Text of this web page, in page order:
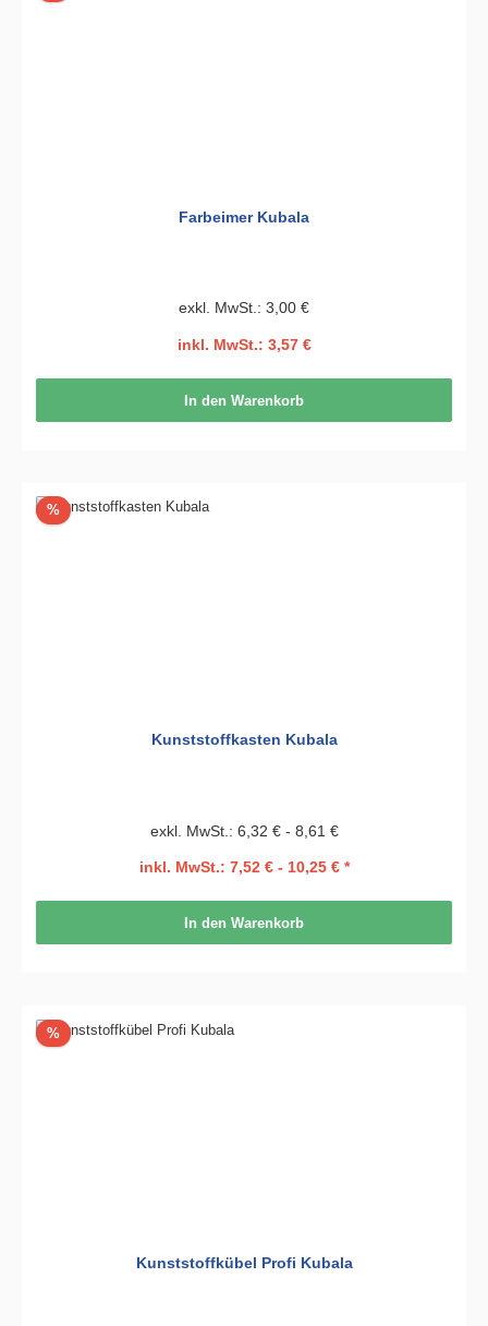
Farbeimer Kubala
exkl. MwSt.: 3,00 €
inkl. MwSt.: 3,57 €
In den Warenkorb
%Rabatt
Kunststoffkasten Kubala
exkl. MwSt.: 6,32 € - 8,61 €
inkl. MwSt.: 7,52 € - 10,25 € *
In den Warenkorb
%Rabatt
Kunststoffkübel Profi Kubala